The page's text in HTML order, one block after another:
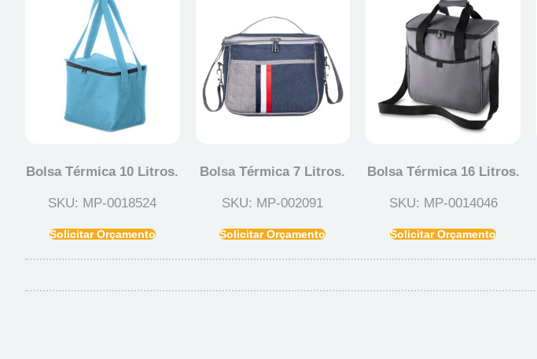
Bolsa Térmica 10 Litros.
SKU: MP-0018524
Solicitar Orçamento
Bolsa Térmica 7 Litros.
SKU: MP-002091
Solicitar Orçamento
Bolsa Térmica 16 Litros.
SKU: MP-0014046
Solicitar Orçamento